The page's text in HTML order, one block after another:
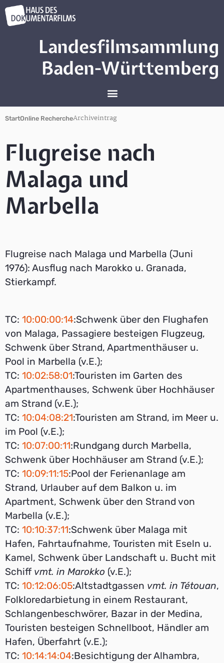
Landesfilmsammlung
Baden-Württemberg
StartOnline RechercheArchiveintrag
Flugreise nach
Malaga und
Marbella
Flugreise nach Malaga und Marbella (Juni
1976): Ausflug nach Marokko u. Granada,
Stierkampf.
TC: 10:00:00:14:Schwenk über den Flughafen
von Malaga, Passagiere besteigen Flugzeug,
Schwenk über Strand, Apartmenthäuser u.
Pool in Marbella (v.E.);
TC: 10:02:58:01:Touristen im Garten des
Apartmenthauses, Schwenk über Hochhäuser
am Strand (v.E.);
TC: 10:04:08:21:Touristen am Strand, im Meer u.
im Pool (v.E.);
TC: 10:07:00:11:Rundgang durch Marbella,
Schwenk über Hochhäuser am Strand (v.E.);
TC: 10:09:11:15:Pool der Ferienanlage am
Strand, Urlauber auf dem Balkon u. im
Apartment, Schwenk über den Strand von
Marbella (v.E.);
TC: 10:10:37:11:Schwenk über Malaga mit
Hafen, Fahrtaufnahme, Touristen mit Eseln u.
Kamel, Schwenk über Landschaft u. Bucht mit
Schiff vmt. in Marokko (v.E.);
TC: 10:12:06:05:Altstadtgassen vmt. in Tétouan,
Folkloredarbietung in einem Restaurant,
Schlangenbeschwörer, Bazar in der Medina,
Touristen besteigen Schnellboot, Händler am
Hafen, Überfahrt (v.E.);
TC: 10:14:14:04:Besichtigung der Alhambra,